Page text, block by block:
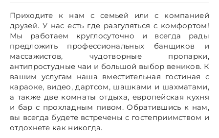
Приходите к нам с семьей или с компанией
друзей. У нас есть где разгуляться с комфортом!
Мы работаем круглосуточно и всегда рады
предложить профессиональных банщиков и
массажистов, чудотворные пропарки,
антипростудные чаи и большой выбор веников. К
вашим услугам наша вместительная гостиная с
караоке, видео, дартсом, шашками и шахматами,
а также две комнаты отдыха, европейская кухня
и бар с прохладным пивом. Обратившись к нам,
вы всегда будете встречены с гостеприимством и
отдохнете как никогда.